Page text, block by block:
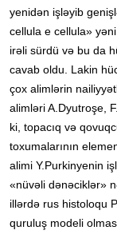
yenidən işləyib
cellula e cellula»
irəli sürdü və bu da
cavab oldu. Lakin
çox alimlərin
alimləri A.Dyutroşe,
ki, topacıq və
toxumalarının
alimi Y.Purkinyenin
«nüvəli dənəciklər»
illərdə rus histoloqu
quruluş modeli